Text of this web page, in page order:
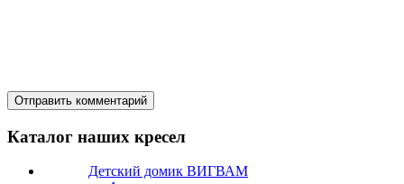
Каталог наших кресел
Детский домик ВИГВАМ